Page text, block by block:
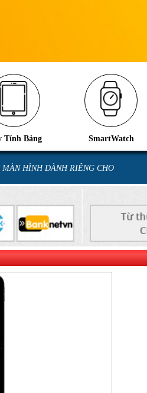
Tính Bảng SmartWatch
HÌNH DÀNH RIÊNG CHO